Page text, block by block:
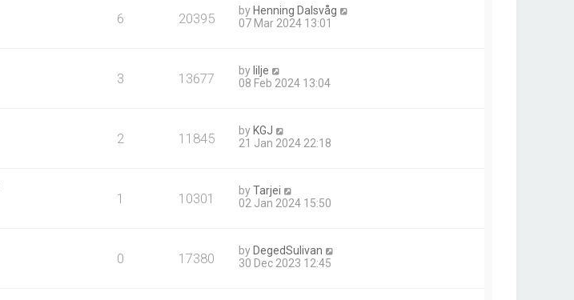
6 20395 by Henning Dalsvåg
07 Mar 2024 13:01
3 13677 by lilje
08 Feb 2024 13:04
2 11845 by KGJ
21 Jan 2024 22:18
1 10301 byTarjei
02 Jan 2024 15:50
0 17380 by DegedSulivan
30 Dec 2023 12:45